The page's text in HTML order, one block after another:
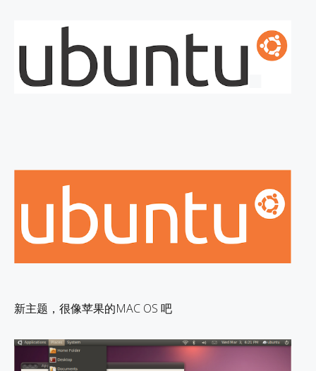
新主题，很像苹果的MAC OS 吧